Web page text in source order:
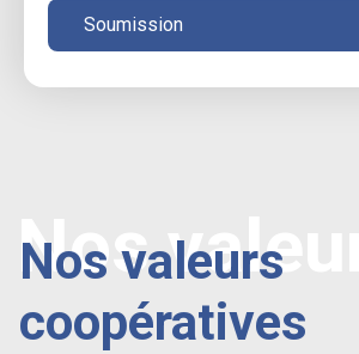
Soumission
Nos valeurs
coopératives
Nos